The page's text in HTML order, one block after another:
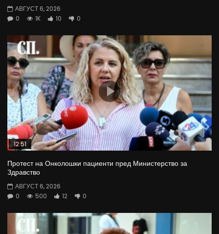
АВГУСТ 6, 2026
0
1K 10 0
12:51
Протест на Онколошки пациенти пред Министерство за
Здравство
АВГУСТ 6, 2026
0
500 12 0